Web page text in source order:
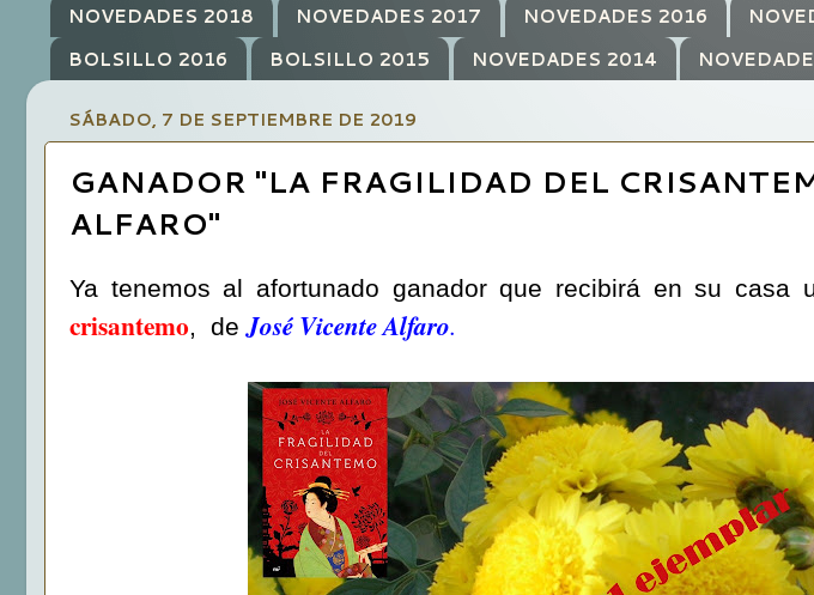
NOVEDADES 2018
NOVEDADES 2017 NOVEDADES 2016
BOLSILLO 2016
BOLSILLO 2015 NOVEDADES 2014
SÁBADO, 7 DE SEPTIEMBRE DE 2019
GANADOR "LA FRAGILIDAD DEL
ALFARO"
Ya tenemos al afortunado ganador que recibirá en su casa
crisantemo, deJosé Vicente Alfaro.